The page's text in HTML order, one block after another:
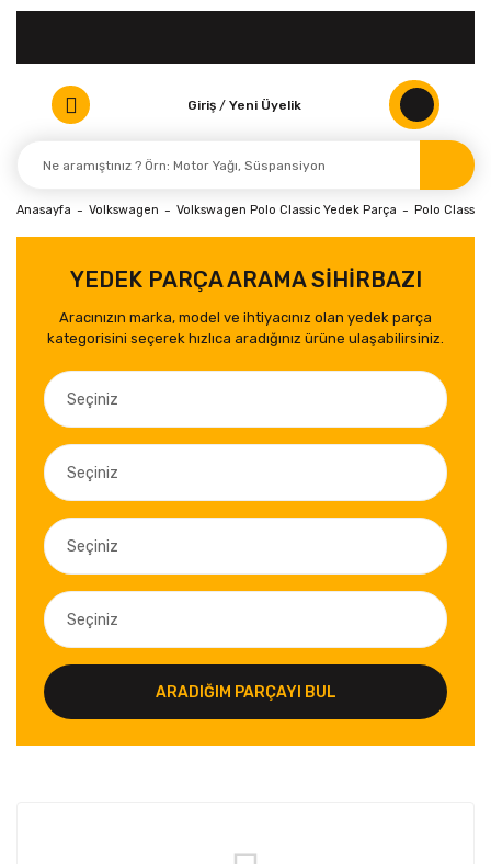
Giriş / Yeni Üyelik
Anasayfa Volkswagen Volkswagen Polo Classic Yedek Parça Polo Classic
YEDEK PARÇA ARAMA SİHİRBAZI
Aracınızın marka, model ve ihtiyacınız olan yedek parça
kategorisini seçerek hızlıca aradığınız ürüne ulaşabilirsiniz.
ARADIĞIM PARÇAYI BUL